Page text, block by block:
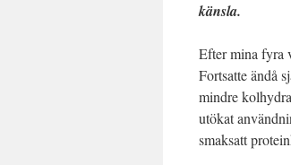
känsla.
Efter mina fyra
Fortsatte ändå
mindre
utökat
smaksatt